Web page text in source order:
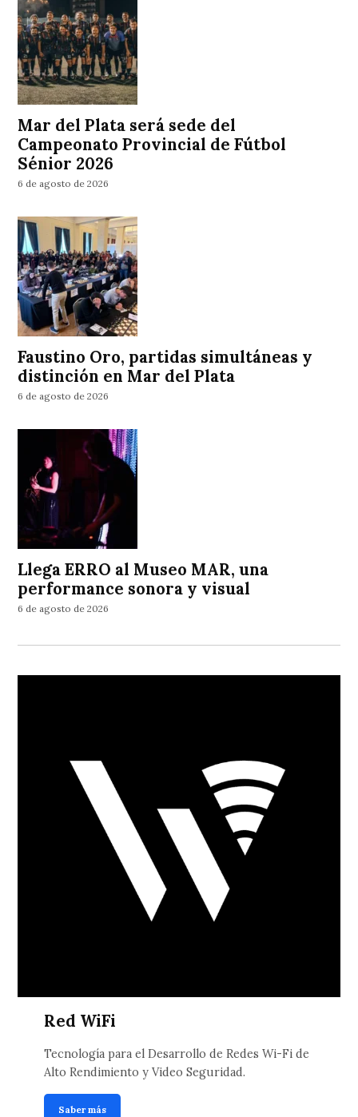
Mar del Plata será sede del
Campeonato Provincial de Fútbol
Sénior 2026
6 de agosto de 2026
Faustino Oro, partidas simultáneas y
distinción en Mar del Plata
6 de agosto de 2026
Llega ERRO al Museo MAR, una
performance sonora y visual
6 de agosto de 2026
Red WiFi
Tecnología para el Desarrollo de Redes Wi-Fi de
Alto Rendimiento y Video Seguridad.
Saber más